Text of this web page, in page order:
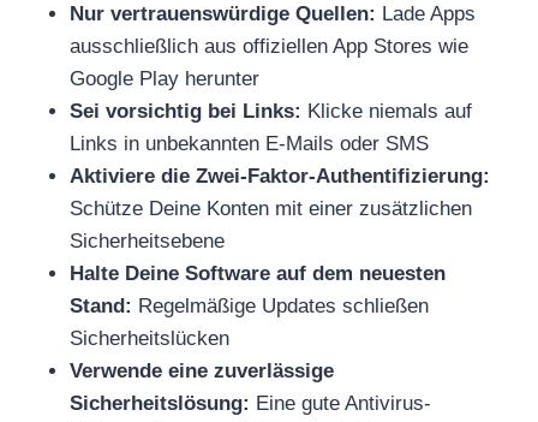
Nur vertrauenswürdige Quellen: Lade Apps
ausschließlich aus offiziellen App Stores wie
Google Play herunter
Sei vorsichtig bei Links: Klicke niemals auf
Links in unbekannten E-Mails oder SMS
Aktiviere die Zwei-Faktor-Authentifizierung:
Schütze Deine Konten mit einer zusätzlichen
Sicherheitsebene
Halte Deine Software auf dem neuesten
Stand: Regelmäßige Updates schließen
Sicherheitslücken
Verwende eine zuverlässige
Sicherheitslösung: Eine gute Antivirus-